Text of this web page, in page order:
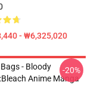
- ₩6,325,020
- Bloody
Anime Manga
-20%